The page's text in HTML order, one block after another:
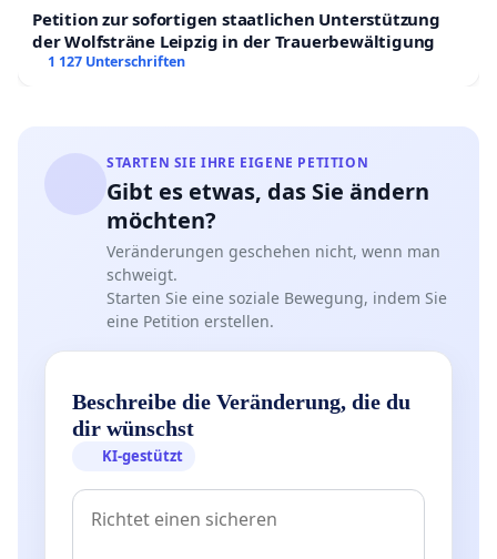
Petition zur sofortigen staatlichen Unterstützung
der Wolfsträne Leipzig in der Trauerbewältigung
1 127 Unterschriften
STARTEN SIE IHRE EIGENE PETITION
Gibt es etwas, das Sie ändern
möchten?
Veränderungen geschehen nicht, wenn man
schweigt.
Starten Sie eine soziale Bewegung, indem Sie
eine Petition erstellen.
Beschreibe die Veränderung, die du
dir wünschst
KI-gestützt